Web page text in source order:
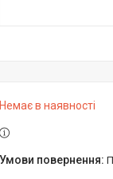
Немає в наявності